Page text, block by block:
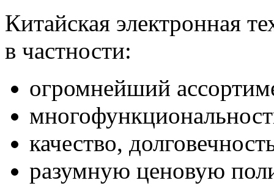
Китайская электронная
в частности:
огромнейший
качество,
разумную ценовую